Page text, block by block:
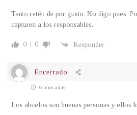
Tanto retén de por gusto. No digo pues.
capturen a los responsables.
0 0 Responder
Encerrado
6 años atrás
Los abuelos son buenas personas y ellos